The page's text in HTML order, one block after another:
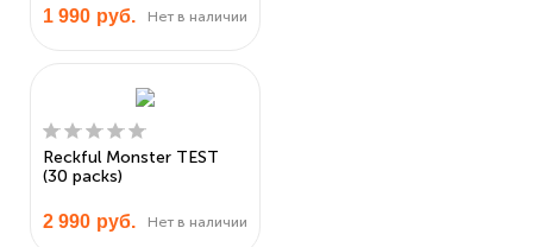
1 990 руб. Нет в наличии
Reckful Monster TEST
(30 packs)
2 990 руб. Нет в наличии